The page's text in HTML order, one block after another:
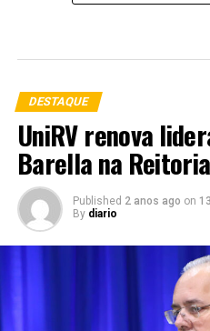
DESTAQUE
UniRV renova
Barella na Reitoria
Published 2 anos ago on
By diario